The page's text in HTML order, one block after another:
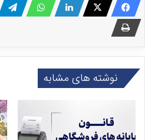
نوشته های مشابه